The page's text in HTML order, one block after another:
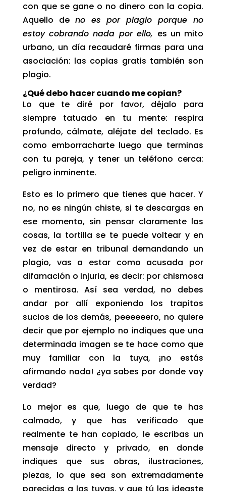
con que se gane o no dinero con la copia.
Aquello de no es por plagio porque no
estoy cobrando nada por ello, es un mito
urbano, un día recaudaré firmas para una
asociación: las copias gratis también son
plagio.
¿Qué debo hacer cuando me copian?
Lo que te diré por favor, déjalo para
siempre tatuado en tu mente: respira
profundo, cálmate, aléjate del teclado. Es
como emborracharte luego que terminas
con tu pareja, y tener un teléfono cerca:
peligro inminente.
Esto es lo primero que tienes que hacer. Y
no, no es ningún chiste, si te descargas en
ese momento, sin pensar claramente las
cosas, la tortilla se te puede voltear y en
vez de estar en tribunal demandando un
plagio, vas a estar como acusada por
difamación o injuria, es decir: por chismosa
o mentirosa. Así sea verdad, no debes
andar por allí exponiendo los trapitos
sucios de los demás, peeeeeero, no quiere
decir que por ejemplo no indiques que una
determinada imagen se te hace como que
muy familiar con la tuya, ¡no estás
afirmando nada! ¿ya sabes por donde voy
verdad?
Lo mejor es que, luego de que te has
calmado, y que has verificado que
realmente te han copiado, le escribas un
mensaje directo y privado, en donde
indiques que sus obras, ilustraciones,
piezas, lo que sea son extremadamente
parecidas a las tuyas, y que tú las ideaste